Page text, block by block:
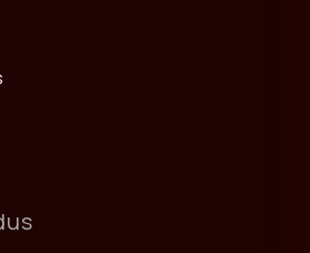
sisekujunduse, mis sobib nii beebidele
ning püsib stiilne aastaid.